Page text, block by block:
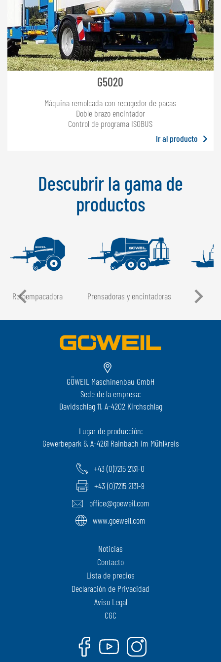
G5020
Máquina remolcada con recogedor de pacas
Doble brazo encintador
Control de programa ISOBUS
Ir al producto
Descubrir la gama de
productos
Rotoempacadora Prensadoras y encintadoras
GÖWEIL Maschinenbau GmbH
Sede de la empresa:
Davidschlag 11, A-4202 Kirchschlag
Lugar de producción:
Gewerbepark 6, A-4261 Rainbach im Mühlkreis
+43 (0)7215 2131-0
+43 (0)7215 2131-9
office@goeweil.com
www.goeweil.com
Noticias
Contacto
Lista de precios
Declaración de Privacidad
Aviso Legal
CGC